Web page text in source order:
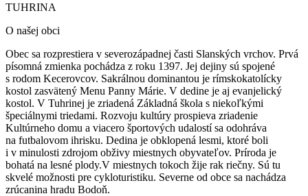
TUHRINA
O našej obci
Obec sa rozprestiera v severozápadnej časti Slanských vrchov. Prvá
písomná zmienka pochádza z roku 1397. Jej dejiny sú spojené
s rodom Kecerovcov. Sakrálnou dominantou je rímskokatolícky
kostol zasvätený Menu Panny Márie. V dedine je aj evanjelický
kostol. V Tuhrinej je zriadená Základná škola s niekoľkými
špeciálnymi triedami. Rozvoju kultúry prospieva zriadenie
Kultúrneho domu a viacero športových udalostí sa odohráva
na futbalovom ihrisku. Dedina je obklopená lesmi, ktoré boli
i v minulosti zdrojom obživy miestnych obyvateľov. Príroda je
bohatá na lesné plody.V miestnych tokoch žije rak riečny. Sú tu
skvelé možnosti pre cykloturistiku. Severne od obce sa nachádza
zrúcanina hradu Bodoň.